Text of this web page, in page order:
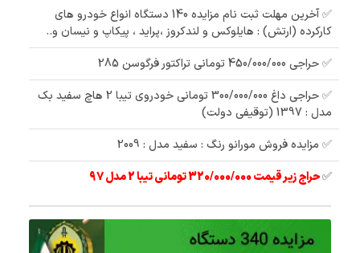
✅ آخرین مهلت ثبت نام مزایده 140 دستگاه انواع خودرو های
کارکرده (ارتش) : هایلوکس و لندکروز ،پراید ، پیکاپ و نیسان و..
✅ حراجی 450/000/000 تومانی تراکتور فرگوسن 285
✅ حراجی داغ 300/000/000 تومانی خودروی تیبا 2 هاچ سفید بک
مدل : 1397 (توقیفی دولت)
✅ مزایده فروش مورانو رنگ : سفید مدل : 2009
✅حراج زیر قیمت 320/000/000 تومانی تیبا 2 مدل 97